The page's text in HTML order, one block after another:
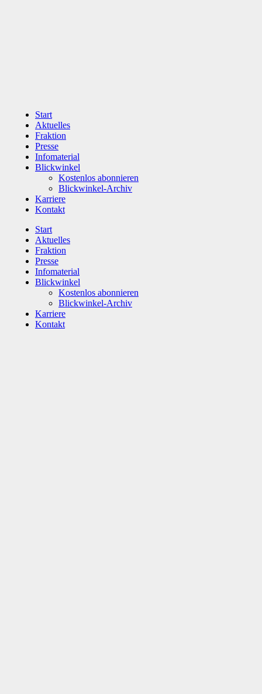
Start
Aktuelles
Fraktion
Presse
Infomaterial
Blickwinkel
Kostenlos abonnieren
Blickwinkel-Archiv
Karriere
Kontakt
Start
Aktuelles
Fraktion
Presse
Infomaterial
Blickwinkel
Kostenlos abonnieren
Blickwinkel-Archiv
Karriere
Kontakt